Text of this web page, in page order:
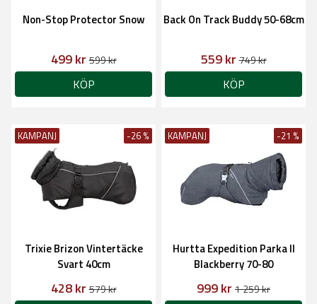
Non-Stop Protector Snow
499 kr599 kr
KÖP
Back On Track Buddy 50-68cm
559 kr749 kr
KÖP
KAMPANJ -26 %
Trixie Brizon Vintertäcke
Svart 40cm
428 kr579 kr
KAMPANJ -21 %
Hurtta Expedition Parka II
Blackberry 70-80
999 kr 1 259 kr